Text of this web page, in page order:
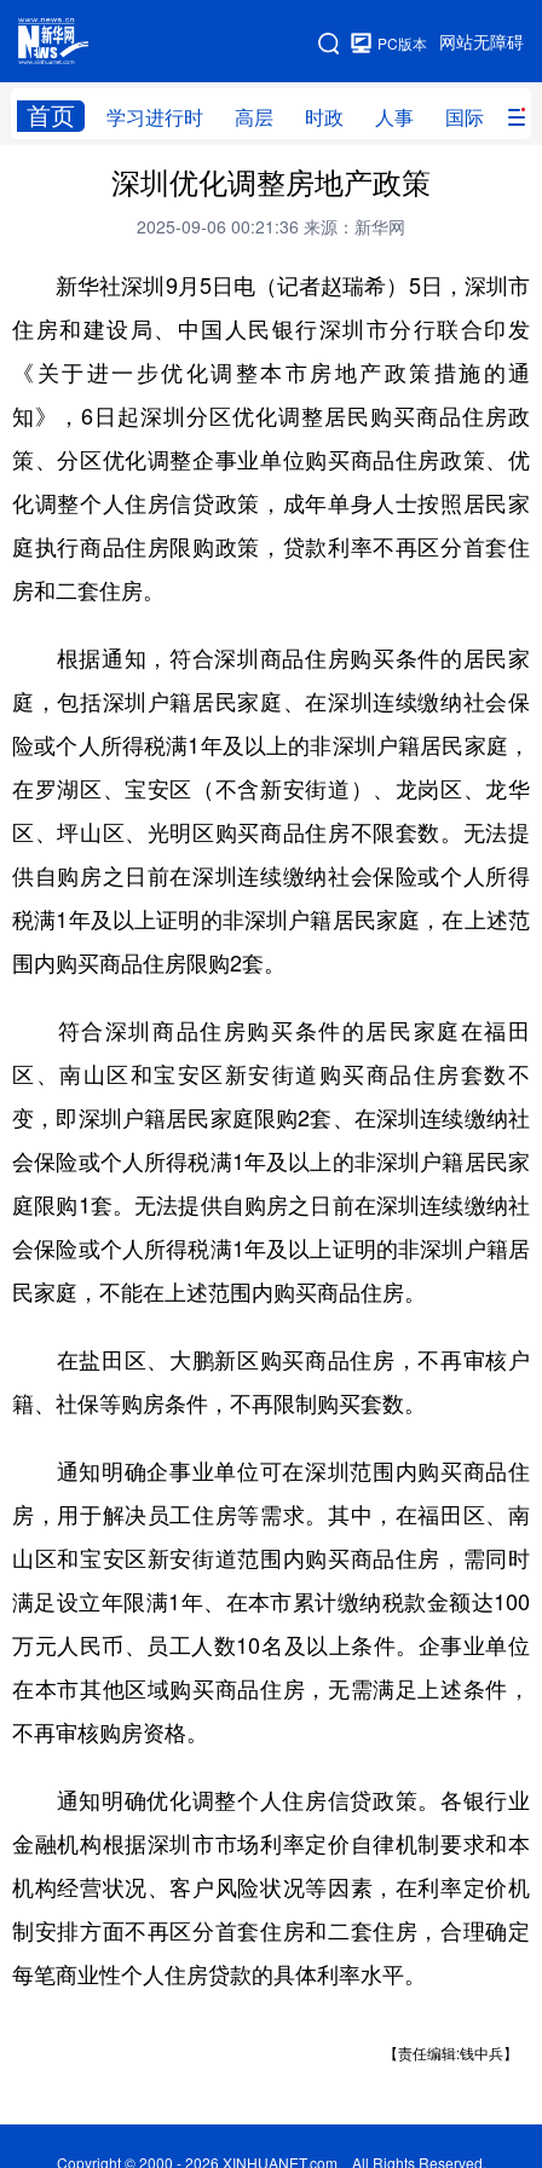
网站无障碍
PC版本
首页 学习进行时 高层 时政 人事 国际 财
网站地图
学习进行时 高层 时政
财经 网评
台湾 思客智库 全球连线 教育
科技 科创 量子 体育
文化 书画 健康 军事
食品 人居 信息化 数字经济
学术中国
彩票 娱乐 时尚 悦读
公益 一带一路 亚太网 上市公司
文化产业
地方频道
北京 天津 河北 山西
浙江 安徽 福建 江西
山东 河南 湖北 湖南
陕西 甘肃 青海 宁夏
新疆 内蒙古 黑龙江
Русский язык 日本語 한국어
深圳优化调整房地产政策
2025-09-06 00:21:36 来源：新华网
新华社深圳9月5日电（记者赵瑞希）5日，深圳市
住房和建设局、中国人民银行深圳市分行联合印发
《关于进一步优化调整本市房地产政策措施的通
知》，6日起深圳分区优化调整居民购买商品住房政
策、分区优化调整企事业单位购买商品住房政策、优
化调整个人住房信贷政策，成年单身人士按照居民家
庭执行商品住房限购政策，贷款利率不再区分首套住
房和二套住房。
根据通知，符合深圳商品住房购买条件的居民家
庭，包括深圳户籍居民家庭、在深圳连续缴纳社会保
险或个人所得税满1年及以上的非深圳户籍居民家庭，
在罗湖区、宝安区（不含新安街道）、龙岗区、龙华
区、坪山区、光明区购买商品住房不限套数。无法提
供自购房之日前在深圳连续缴纳社会保险或个人所得
税满1年及以上证明的非深圳户籍居民家庭，在上述范
围内购买商品住房限购2套。
符合深圳商品住房购买条件的居民家庭在福田
区、南山区和宝安区新安街道购买商品住房套数不
变，即深圳户籍居民家庭限购2套、在深圳连续缴纳社
会保险或个人所得税满1年及以上的非深圳户籍居民家
庭限购1套。无法提供自购房之日前在深圳连续缴纳社
会保险或个人所得税满1年及以上证明的非深圳户籍居
民家庭，不能在上述范围内购买商品住房。
在盐田区、大鹏新区购买商品住房，不再审核户
籍、社保等购房条件，不再限制购买套数。
通知明确企事业单位可在深圳范围内购买商品住
房，用于解决员工住房等需求。其中，在福田区、南
山区和宝安区新安街道范围内购买商品住房，需同时
满足设立年限满1年、在本市累计缴纳税款金额达100
万元人民币、员工人数10名及以上条件。企事业单位
在本市其他区域购买商品住房，无需满足上述条件，
不再审核购房资格。
通知明确优化调整个人住房信贷政策。各银行业
金融机构根据深圳市市场利率定价自律机制要求和本
机构经营状况、客户风险状况等因素，在利率定价机
制安排方面不再区分首套住房和二套住房，合理确定
每笔商业性个人住房贷款的具体利率水平。
【责任编辑:钱中兵】
Copyright © 2000 - 2026 XINHUANET.com All Rights Reserved.